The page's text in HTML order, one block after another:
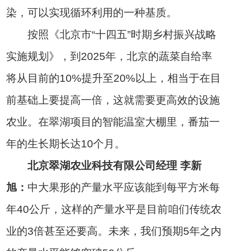
染，可以实现循环利用的一种基质。
按照《北京市“十四五”时期乡村振兴战略
实施规划》，到2025年，北京的蔬菜自给率
将从目前的10%提升至20%以上，相当于在目
前基础上要提高一倍，这就需要更高效的设施
农业。在翠湖项目的智能温室大棚里，番茄一
年的生长期长达10个月。
北京翠湖农业科技有限公司经理 李新
旭： 中大果形的产量水平应该能到每平方米每
年40公斤，这样的产量水平是目前咱们传统农
业的3倍甚至还要高。未来，我们预期5年之内